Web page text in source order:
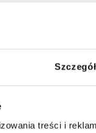
treści i
dla dzieci i
grupą
przyciąga
dla